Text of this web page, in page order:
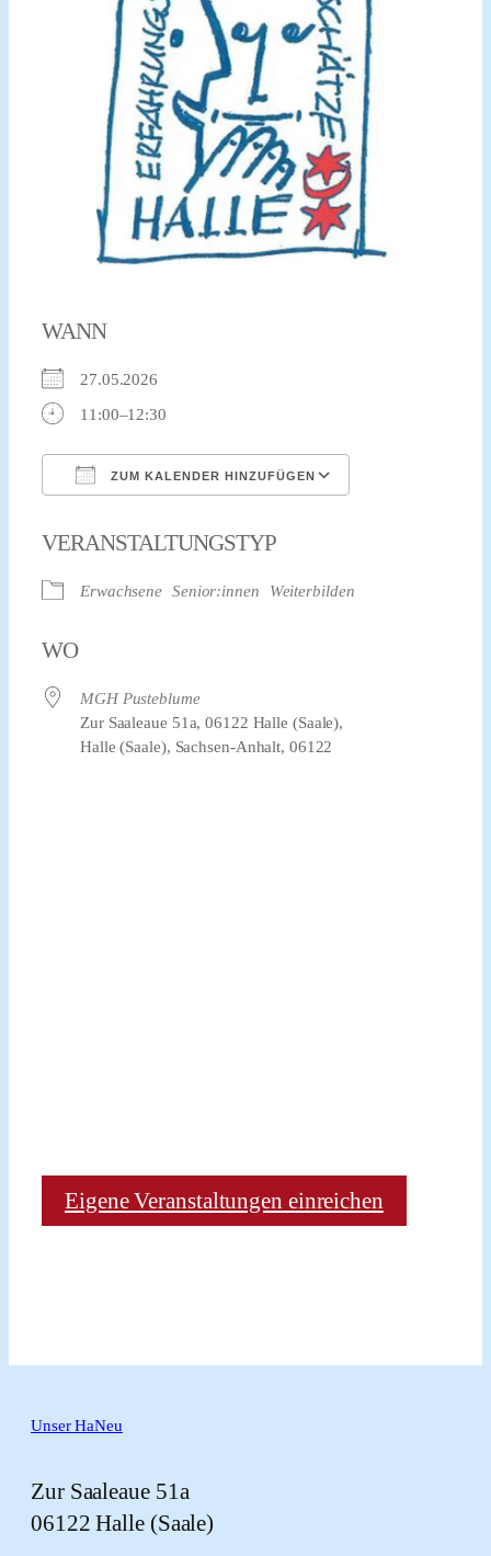
WANN
27.05.2026
11:00–12:30
ZUM KALENDER HINZUFÜGEN
VERANSTALTUNGSTYP
Erwachsene Senior:innen Weiterbilden
WO
MGH Pusteblume
Zur Saaleaue 51a, 06122 Halle (Saale),
Halle (Saale), Sachsen-Anhalt, 06122
Eigene Veranstaltungen einreichen
Unser HaNeu
Zur Saaleaue 51a
06122 Halle (Saale)